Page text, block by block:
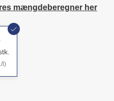
mængdeberegner her
l)